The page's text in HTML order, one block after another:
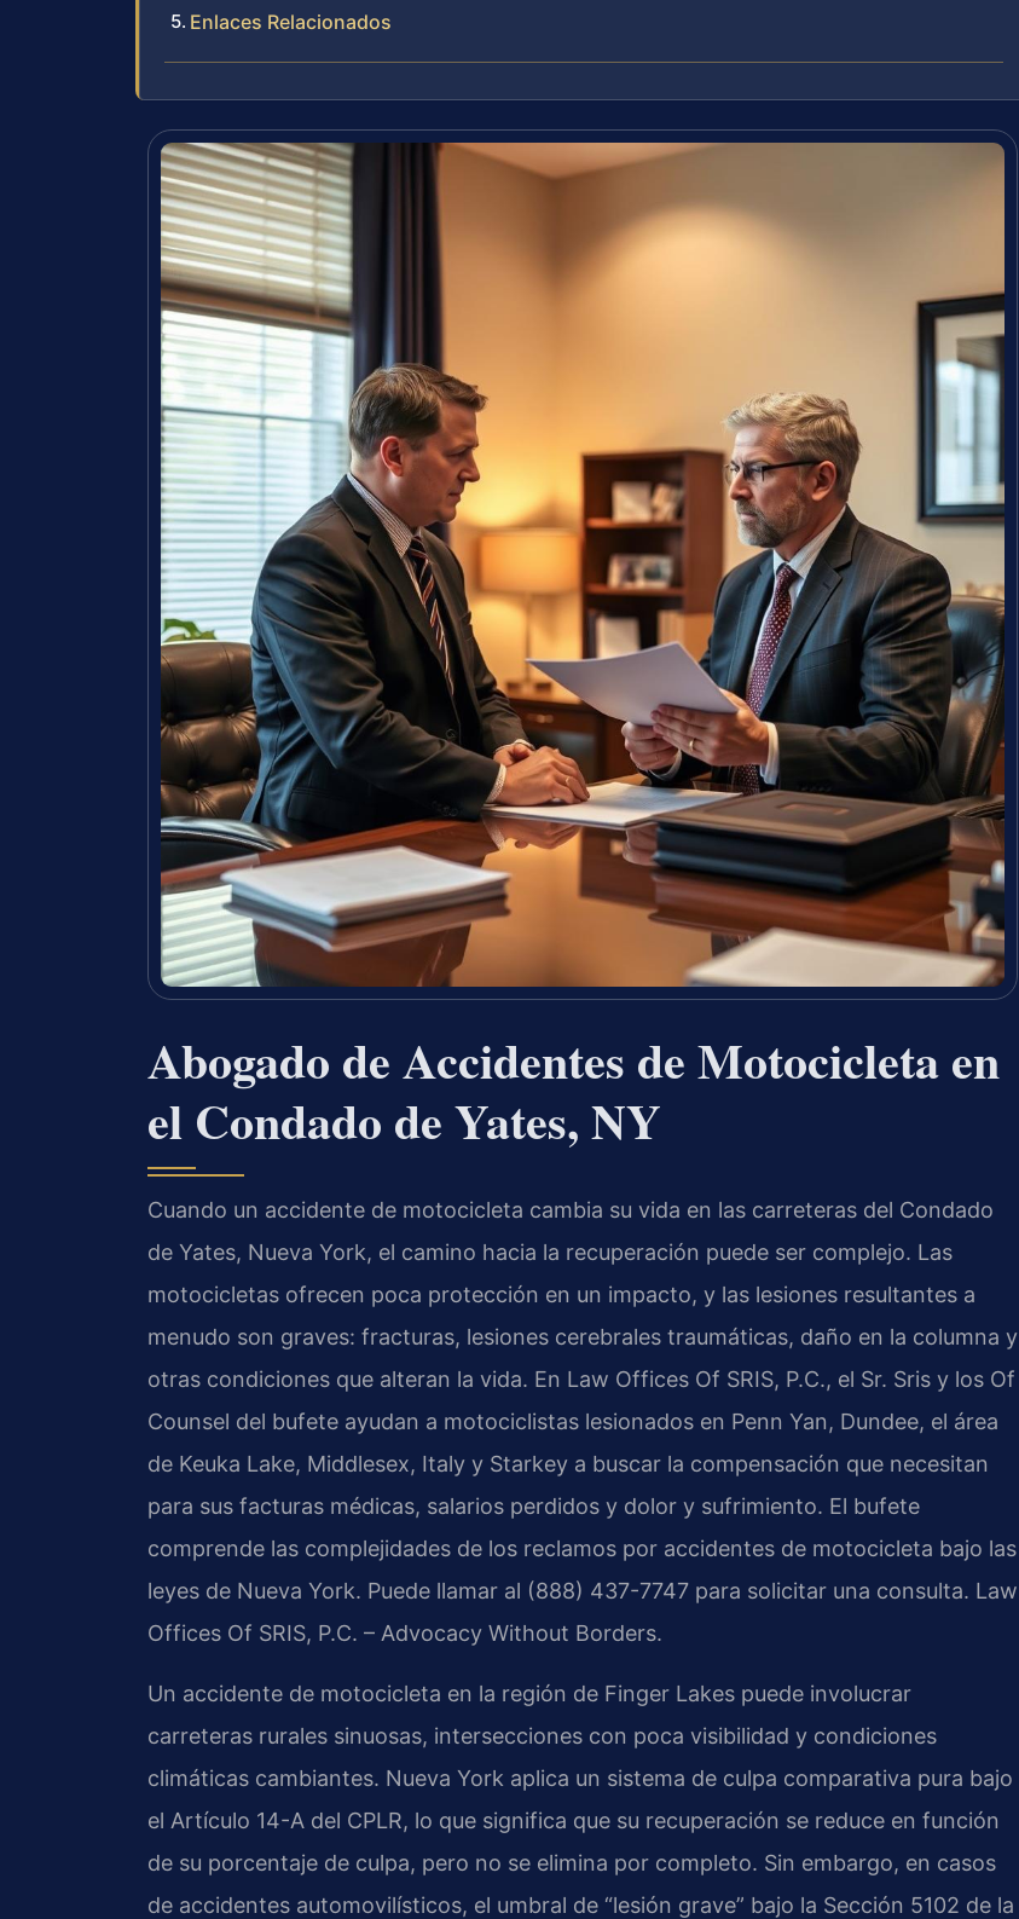
Enlaces Relacionados
Abogado de Accidentes de Motocicleta en
el Condado de Yates, NY
Cuando un accidente de motocicleta cambia su vida en las carreteras del Condado
de Yates, Nueva York, el camino hacia la recuperación puede ser complejo. Las
motocicletas ofrecen poca protección en un impacto, y las lesiones resultantes a
menudo son graves: fracturas, lesiones cerebrales traumáticas, daño en la columna y
otras condiciones que alteran la vida. En Law Offices Of SRIS, P.C., el Sr. Sris y los Of
Counsel del bufete ayudan a motociclistas lesionados en Penn Yan, Dundee, el área
de Keuka Lake, Middlesex, Italy y Starkey a buscar la compensación que necesitan
para sus facturas médicas, salarios perdidos y dolor y sufrimiento. El bufete
comprende las complejidades de los reclamos por accidentes de motocicleta bajo las
leyes de Nueva York. Puede llamar al (888) 437-7747 para solicitar una consulta. Law
Offices Of SRIS, P.C. – Advocacy Without Borders.
Un accidente de motocicleta en la región de Finger Lakes puede involucrar
carreteras rurales sinuosas, intersecciones con poca visibilidad y condiciones
climáticas cambiantes. Nueva York aplica un sistema de culpa comparativa pura bajo
el Artículo 14-A del CPLR, lo que significa que su recuperación se reduce en función
de su porcentaje de culpa, pero no se elimina por completo. Sin embargo, en casos
de accidentes automovilísticos, el umbral de “lesión grave” bajo la Sección 5102 de la